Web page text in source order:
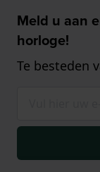
Meld u aan
horloge!
Te besteden